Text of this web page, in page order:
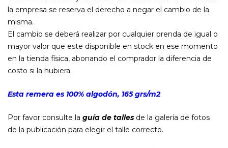
la empresa se reserva el derecho a negar el cambio de la
misma.
El cambio se deberá realizar por cualquier prenda de igual o
mayor valor que este disponible en stock en ese momento
en la tienda física, abonando el comprador la diferencia de
costo si la hubiera.
Esta remera es 100% algodón, 165 grs/m2
Por favor consulte la guía de talles de la galería de fotos
de la publicación para elegir el talle correcto.